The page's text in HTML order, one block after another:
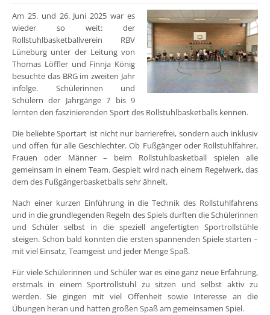
Am 25. und 26. Juni 2025 war es
wieder so weit: der
Rollstuhlbasketballverein RBV
Lüneburg unter der Leitung von
Thomas Löffler und Finnja König
besuchte das BRG im zweiten Jahr
infolge. Schülerinnen und
Schülern der Jahrgänge 7 bis 9
lernten den faszinierenden Sport des Rollstuhlbasketballs kennen.
Die beliebte Sportart ist nicht nur barrierefrei, sondern auch inklusiv
und offen für alle Geschlechter. Ob Fußgänger oder Rollstuhlfahrer,
Frauen oder Männer – beim Rollstuhlbasketball spielen alle
gemeinsam in einem Team. Gespielt wird nach einem Regelwerk, das
dem des Fußgängerbasketballs sehr ähnelt.
Nach einer kurzen Einführung in die Technik des Rollstuhlfahrens
und in die grundlegenden Regeln des Spiels durften die Schülerinnen
und Schüler selbst in die speziell angefertigten Sportrollstühle
steigen. Schon bald konnten die ersten spannenden Spiele starten –
mit viel Einsatz, Teamgeist und jeder Menge Spaß.
Für viele Schülerinnen und Schüler war es eine ganz neue Erfahrung,
erstmals in einem Sportrollstuhl zu sitzen und selbst aktiv zu
werden. Sie gingen mit viel Offenheit sowie Interesse an die
Übungen heran und hatten großen Spaß am gemeinsamen Spiel.